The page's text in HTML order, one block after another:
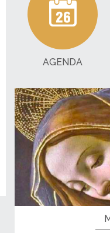
AGENDA
Les